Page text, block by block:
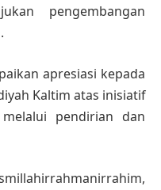
pengembangan
apresiasi kepada
Kaltim atas inisiatif
pendirian dan